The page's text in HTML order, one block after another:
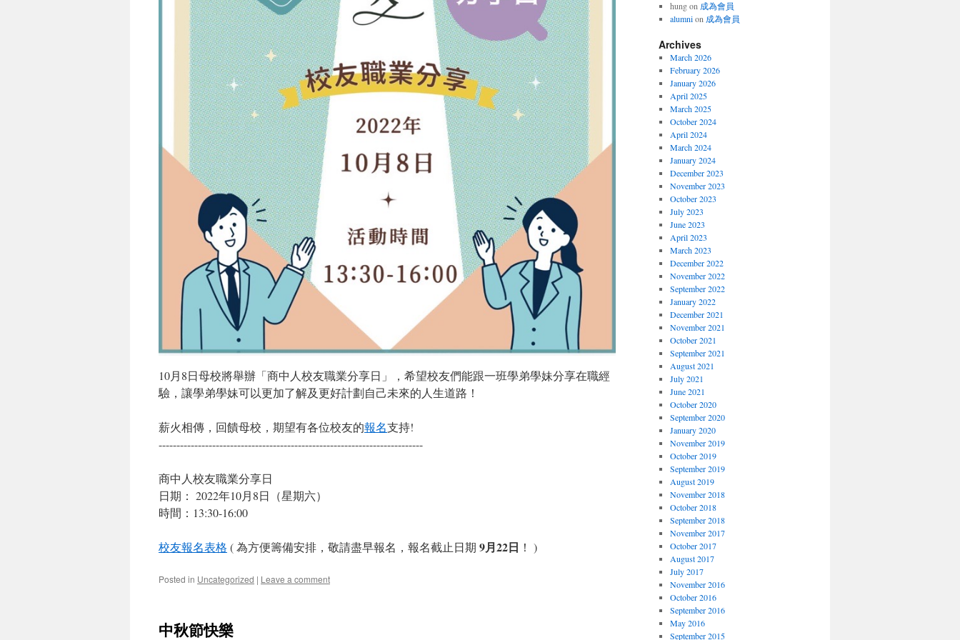
10月8日母校將舉辦「商中人校友職業分享日」，希望校友們能跟一班學弟學妹分享在職經
驗，讓學弟學妹可以更加了解及更好計劃自己未來的人生道路！
薪火相傳，回饋母校，期望有各位校友的報名支持!
--------------------------------------------------------------------------
商中人校友職業分享日
日期： 2022年10月8日（星期六）
時間：13:30-16:00
校友報名表格 ( 為方便籌備安排，敬請盡早報名，報名截止日期 9月22日 ！ )
Posted in Uncategorized | Leave a comment
中秋節快樂
hungon 成為會員
alumnion 成為會員
Archives
March 2026
February 2026
January 2026
April 2025
March 2025
October 2024
April 2024
March 2024
January 2024
December 2023
November 2023
October 2023
July 2023
June 2023
April 2023
March 2023
December 2022
November 2022
September 2022
January 2022
December 2021
November 2021
October 2021
September 2021
August 2021
July 2021
June 2021
October 2020
September 2020
January 2020
November 2019
October 2019
September 2019
August 2019
November 2018
October 2018
September 2018
November 2017
October 2017
August 2017
July 2017
November 2016
October 2016
September 2016
May 2016
September 2015